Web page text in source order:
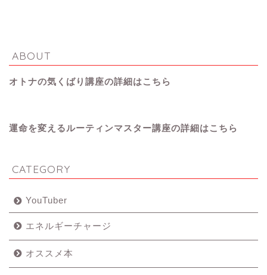
ABOUT
オトナの気くばり講座の詳細はこちら
運命を変えるルーティンマスター講座の詳細はこちら
CATEGORY
YouTuber
エネルギーチャージ
オススメ本